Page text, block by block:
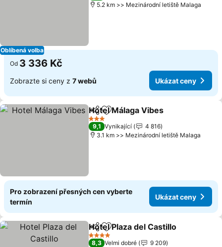
Oblíbená volba
5.2 km >> Mezinárodní letiště Malaga
Od 3 336 Kč
Zobrazte si ceny z 7 webů Ukázat ceny
SdíletPřidat na seznam oblíbených
Hotel Málaga Vibes
3 Počet hvězdiček
9,1 Vynikající
4 816
3.1 km >> Mezinárodní letiště Malaga
Pro zobrazení přesných cen vyberte
termín
Ukázat ceny
SdíletPřidat na seznam oblíbených
Hotel Plaza del Castillo
4 Počet hvězdiček
8,3 Velmi dobré
9 209